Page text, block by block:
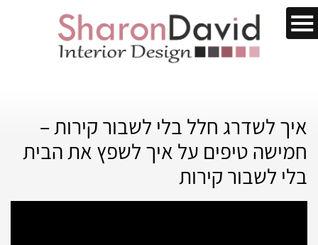
איך לשדרג חלל בלי לשבור קירות –
חמישה טיפים על איך לשפץ את הבית
בלי לשבור קירות